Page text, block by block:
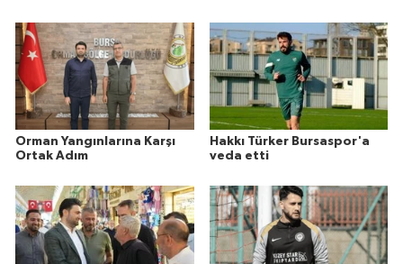
Orman Yangınlarına Karşı
Ortak Adım
Hakkı Türker Bursaspor'a
veda etti